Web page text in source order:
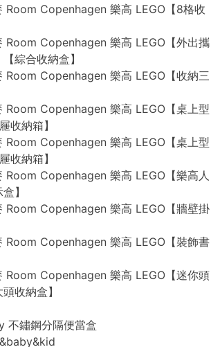
Room Copenhagen 樂高 LEGO【8格收
Room Copenhagen 樂高 LEGO【外出攜
綜合收納盒】
Room Copenhagen 樂高 LEGO【收納三
Room Copenhagen 樂高 LEGO【桌上型
收納箱】
Room Copenhagen 樂高 LEGO【桌上型
收納箱】
Room Copenhagen 樂高 LEGO【樂高人
】
Room Copenhagen 樂高 LEGO【牆壁掛
Room Copenhagen 樂高 LEGO【裝飾書
Room Copenhagen 樂高 LEGO【迷你頭
收納盒】
不鏽鋼分隔便當盒